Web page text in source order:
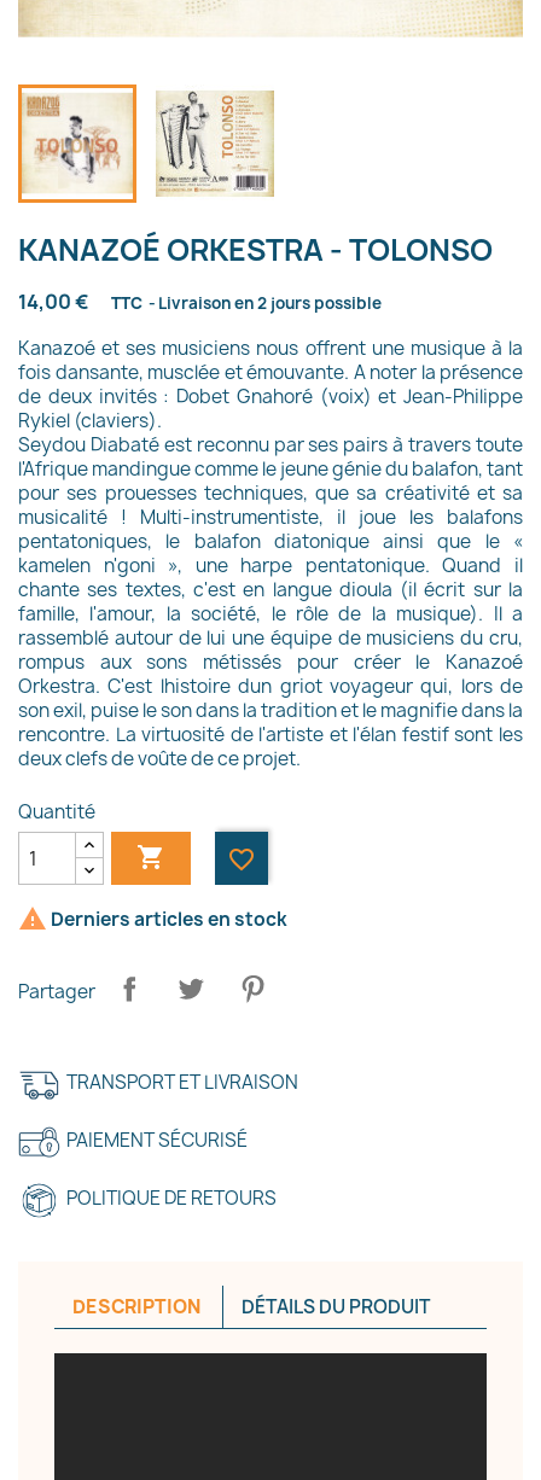
KANAZOÉ ORKESTRA - TOLONSO
14,00 € TTC Livraison en 2 jours possible
Kanazoé et ses musiciens nous offrent une musique à la
fois dansante, musclée et émouvante. A noter la présence
de deux invités : Dobet Gnahoré (voix) et Jean-Philippe
Rykiel (claviers).
Seydou Diabaté est reconnu par ses pairs à travers toute
l'Afrique mandingue comme le jeune génie du balafon, tant
pour ses prouesses techniques, que sa créativité et sa
musicalité ! Multi-instrumentiste, il joue les balafons
pentatoniques, le balafon diatonique ainsi que le «
kamelen n'goni », une harpe pentatonique. Quand il
chante ses textes, c'est en langue dioula (il écrit sur la
famille, l'amour, la société, le rôle de la musique). Il a
rassemblé autour de lui une équipe de musiciens du cru,
rompus aux sons métissés pour créer le Kanazoé
Orkestra. C'est lhistoire dun griot voyageur qui, lors de
son exil, puise le son dans la tradition et le magnifie dans la
rencontre. La virtuosité de l'artiste et l'élan festif sont les
deux clefs de voûte de ce projet.
Quantité
 favorite_border
 Derniers articles en stock
Partager
TRANSPORT ET LIVRAISON
PAIEMENT SÉCURISÉ
POLITIQUE DE RETOURS
DESCRIPTION DÉTAILS DU PRODUIT
Créer une liste d'envies